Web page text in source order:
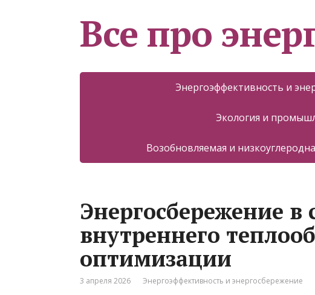
Все про
Энергоэффективность и
Экология и
Возобновляемая и
Энергосбережение в
внутреннего
оптимизации
3 апреля 2026 Энергоэффективность и энергосбережение